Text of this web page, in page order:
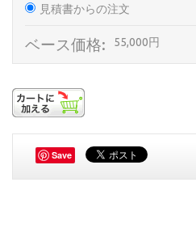
見積書からの注文
ベース価格: 55,000円
Save